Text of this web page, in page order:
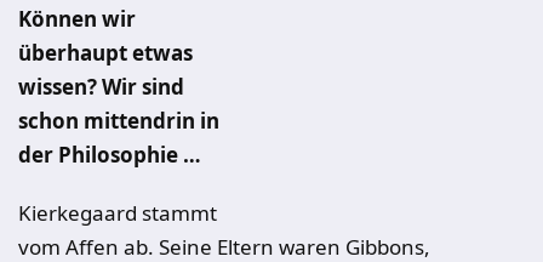
Können wir
überhaupt etwas
wissen? Wir sind
schon mittendrin in
der Philosophie …
Kierkegaard stammt
vom Affen ab. Seine Eltern waren Gibbons,